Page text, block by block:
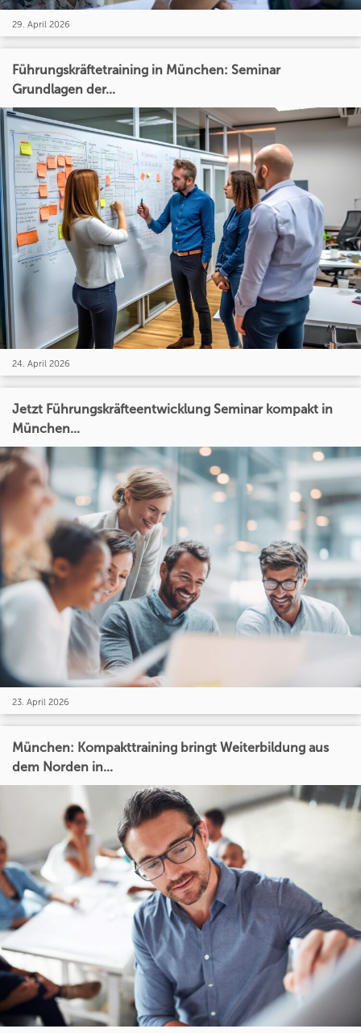
29. April 2026
Führungskräftetraining in München: Seminar
Grundlagen der...
24. April 2026
Jetzt Führungskräfteentwicklung Seminar kompakt in
München...
23. April 2026
München: Kompakttraining bringt Weiterbildung aus
dem Norden in...